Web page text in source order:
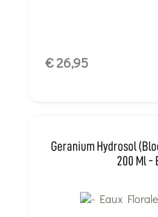
€ 26,95
Geranium Hydrosol
200 Ml -